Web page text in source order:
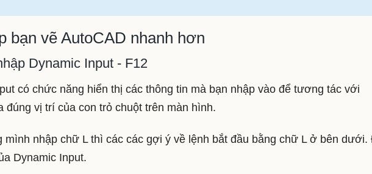
bạn vẽ AutoCAD nhanh hơn
Dynamic Input - F12
có chức năng hiển thị các thông tin mà bạn nhập vào để tương tác với
đúng vị trí của con trỏ chuột trên màn hình.
mình nhập chữ L thì các các gợi ý về lệnh bắt đầu bằng chữ L ở bên dưới.
Dynamic Input.